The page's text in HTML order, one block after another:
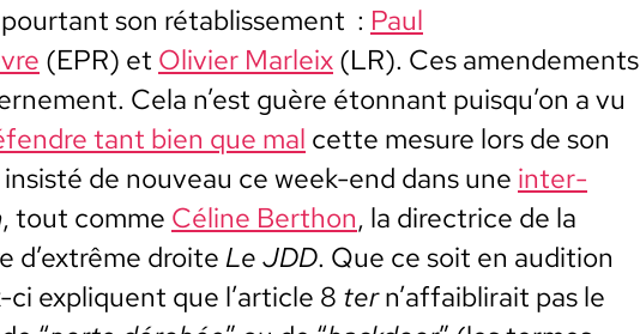
son rétab­lisse­ment : Paul
(EPR) et Olivi­er Mar­leix(LR). Ces amende­ments
Cela n’est guère éton­nant puisqu’on a vu
tant bien que mal cette mesure lors de son
insisté de nou­veau ce week-end dans une inter­
, tout comme Céline Berthon, la direc­trice de la
d’extrême droiteLe JDD. Que ce soit en audi­tion
expliquent que l’article 8 tern’affaiblirait pas le